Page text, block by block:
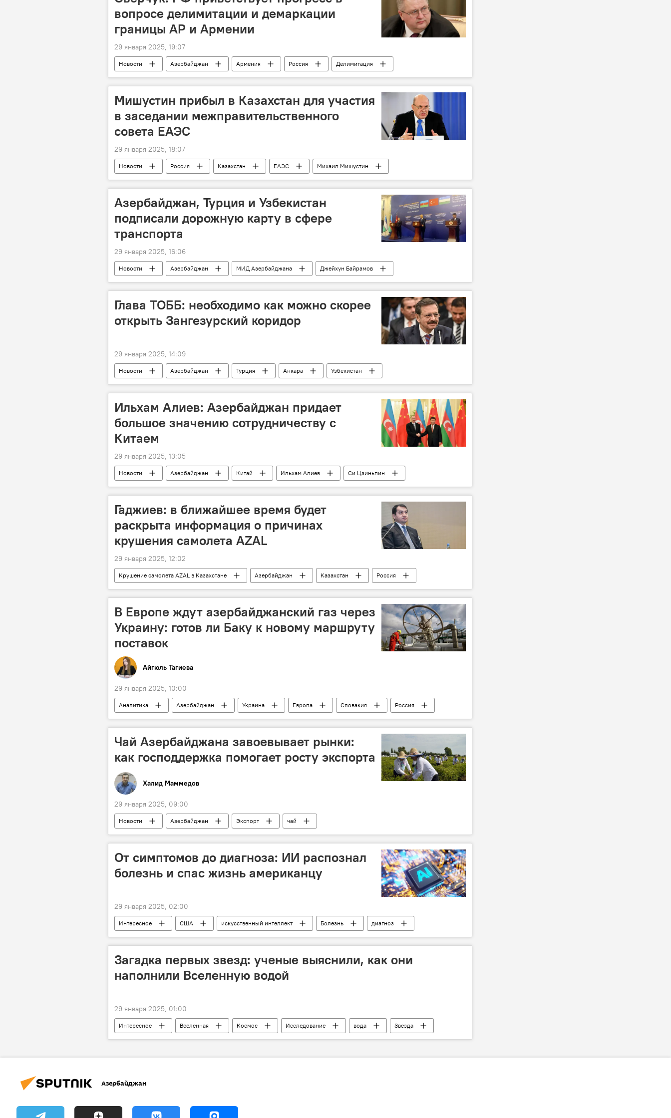
эксперт Халид Керимли
вопросе делимитации и демаркации
границы АР и Армении
29 января 2025, 19:07
Новости Азербайджан Армения Россия
Делимитация
Демаркация
Граница Алексей Оверчук
Прогресс
Мишустин прибыл в Казахстан для участия
в заседании межправительственного
совета ЕАЭС
29 января 2025, 18:07
Новости Россия Казахстан ЕАЭС
Михаил Мишустин
Касым-Жомарт Токаев
Правительство
Евразийский межправительственный совет
Азербайджан, Турция и Узбекистан
подписали дорожную карту в сфере
транспорта
29 января 2025, 16:06
Новости Азербайджан МИД Азербайджана
Джейхун Байрамов
Узбекистан
Турция Анкара Встречи
Транспорт
Глава ТОББ: необходимо как можно скорее
открыть Зангезурский коридор
29 января 2025, 14:09
Новости Азербайджан Турция Анкара
Узбекистан
Экономика
Форум Экономический форум Торговля
Соглашение
Ильхам Алиев: Азербайджан придает
большое значению сотрудничеству с
Китаем
29 января 2025, 13:05
Новости Азербайджан Китай Ильхам Алиев
Си Цзиньпин
Новый год
Лунный календарь
Новый год по восточному календарю
Гаджиев: в ближайшее время будет
раскрыта информация о причинах
крушения самолета AZAL
29 января 2025, 12:02
Крушение самолета AZAL в Казахстане Азербайджан Казахстан
Россия
Самолет
AZAL Крушение Авиакатастрофа
Актау
В Европе ждут азербайджанский газ через
Украину: готов ли Баку к новому маршруту
поставок
Айгюль Тагиева
29 января 2025, 10:00
Аналитика Азербайджан Украина Европа Словакия
Россия
Транзит газа
Молдова мнение Южный газовый коридор SOCAR
Чай Азербайджана завоевывает рынки:
как господдержка помогает росту экспорта
Халид Маммедов
29 января 2025, 09:00
Новости Азербайджан Экспорт
чай
Министерство сельского хозяйства Азербайджана
Фермерские хозяйства
Субсидии
От симптомов до диагноза: ИИ распознал
болезнь и спас жизнь американцу
29 января 2025, 02:00
Интересное США искусственный интеллект Болезнь диагноз
Загадка первых звезд: ученые выяснили, как они
наполнили Вселенную водой
29 января 2025, 01:00
Интересное Вселенная Космос Исследование вода
Звезда
Млечный Путь
История
Азербайджан